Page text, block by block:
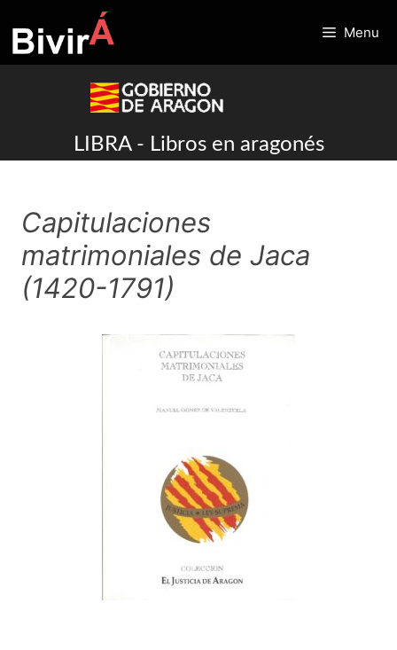
to
content
Menu
LIBRA - Libros en aragonés
Capitulaciones
matrimoniales de Jaca
(1420-1791)